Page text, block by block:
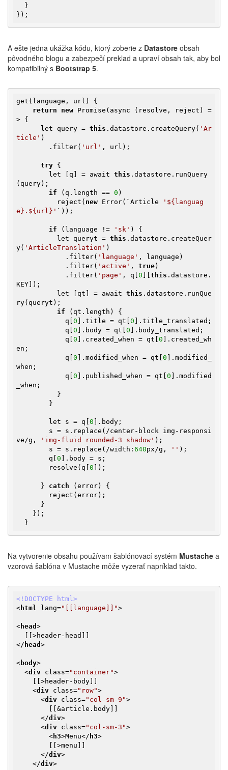
});
A ešte jedna ukážka kódu, ktorý zoberie z Datastore obsah
pôvodného blogu a zabezpečí preklad a upraví obsah tak, aby bol
kompatibilný s Bootstrap 5.
get(language, url) {
return
new Promise(async (resolve, reject) =
> {
      let query =
this .datastore.createQuery( 'Ar
ticle' )
        .filter(
'url' , url);
try {
        let [q] = await
this .datastore.runQuery
(query);
if (q.length == 0 )
          reject(
new Error(`Article
'${languag
e}.${url}' `));
if (language != 'sk' ) {
          let queryt =
this .datastore.createQuer
y( 'ArticleTranslation' )
            .filter(
'language' , language)
            .filter(
'active' , true)
            .filter(
'page' , q[ 0 this .datastore.
KEY]);
          let [qt] = await
this .datastore.runQue
ry(queryt);
if (qt.length) {
            q[
0 ].title = qt[ 0 ].title_translated;
            q[
0 ].body = qt[ 0 ].body_translated;
            q[
0 ].created_when = qt[ 0 ].created_wh
en;
            q[
0 ].modified_when = qt[ 0 ].modified_
when;
            q[
0 ].published_when = qt[ 0 ].modified
_when;
        let s = q[
0 ].body;
ve/g,
'img-fluid rounded-3 shadow' );
        s = s.replace(/width:
640px/g, '' );
        q[
0 ].body = s;
        resolve(q[
0 ]);
      }
catch (error) {
  }
Na vytvorenie obsahu používam šablónovací systém Mustache a
vzorová šablóna v Mustache môže vyzerať napríklad takto.
<!DOCTYPE html>
< html lang="[[language]]">
< head >
</ head >
<body>
<div class="container">
<div class="row">
<div class="col-sm-9">
</div>
<div class="col-sm-3">
< h3>Menu</ h3>
</div>
</div>